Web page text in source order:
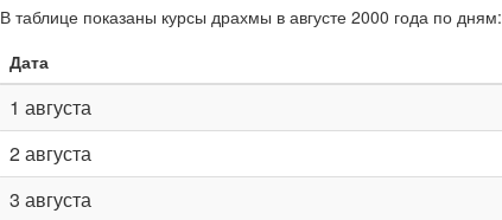
В таблице показаны курсы драхмы в августе 2000 года по дням:
Дата
1 августа
2 августа
3 августа